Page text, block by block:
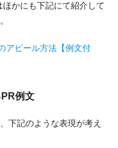
ほかにも下記にて紹介して
アピール方法【例文付
PR例文
下記のような表現が考え